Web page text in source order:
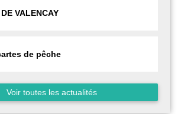
VALENCAY
de pêche
Voir toutes les actualités